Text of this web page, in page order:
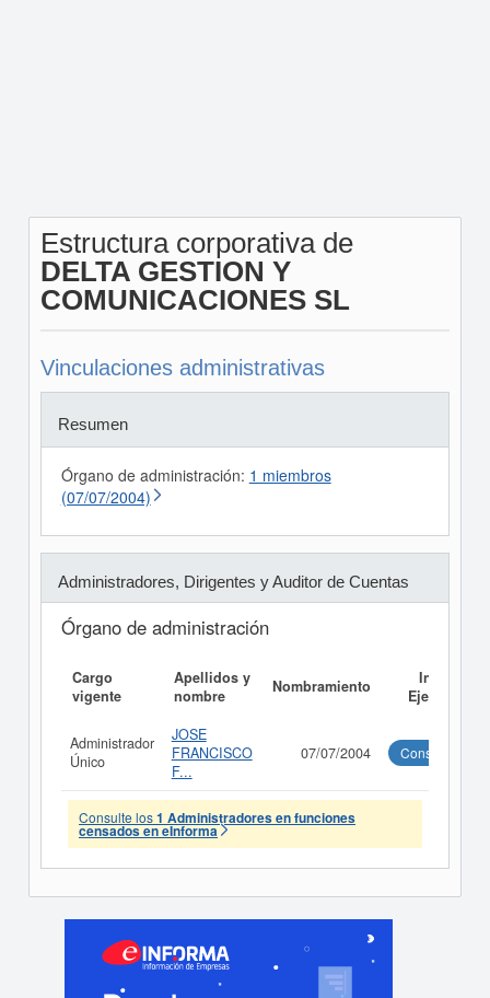
Estructura corporativa de
DELTA GESTION Y
COMUNICACIONES SL
Vinculaciones administrativas
Resumen
Órgano de administración: 1 miembros
(07/07/2004)
Administradores, Dirigentes y Auditor de Cuentas
Órgano de administración
Cargo
vigente
Apellidos y
nombre
Nombramiento
Informe
Ejecutivo
Administrador
Único
JOSE
FRANCISCO
F...
07/07/2004 Consultar
Consulte los1 Administradores en funciones
censados en eInforma